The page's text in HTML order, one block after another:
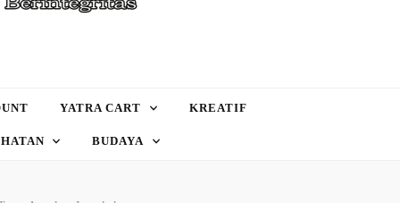
YATRA CART KREATIF
BUDAYA